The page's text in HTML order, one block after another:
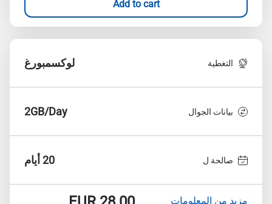
Add to cart
التغطية لوكسمبورغ
بيانات الجوال 2GB/Day
صالحة ل 20 أيام
مزيد من المعلومات